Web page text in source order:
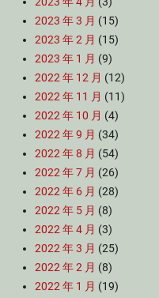
2023 年 3 月 (15)
2023 年 2 月 (15)
2023 年 1 月 (9)
2022 年 12 月 (12)
2022 年 11 月 (11)
2022 年 10 月 (4)
2022 年 9 月 (34)
2022 年 8 月 (54)
2022 年 7 月 (26)
2022 年 6 月 (28)
2022 年 5 月 (8)
2022 年 4 月 (3)
2022 年 3 月 (25)
2022 年 2 月 (8)
2022 年 1 月 (19)